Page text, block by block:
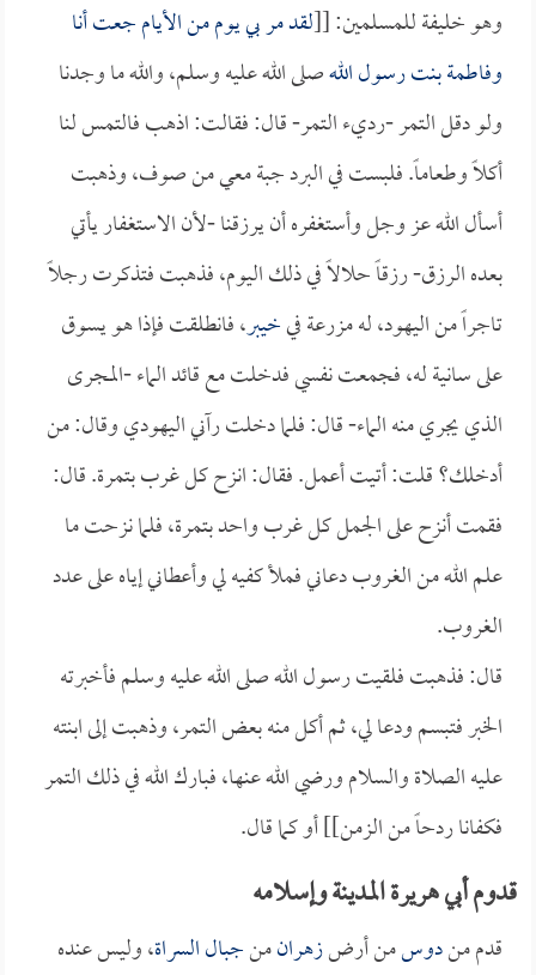
وهو خليفة للمسلمين: [[لقد مر بي يوم من الأيام جعت أنا
وفاطمة بنت رسول اللهصلى الله عليه وسلم، والله ما وجدنا
ولو دقل التمر -رديء التمر- قال: فقالت: اذهب فالتمس لنا
أكلاً وطعاماً. فلبست في البرد جبة معي من صوف، وذهبت
أسأل الله عز وجل وأستغفره أن يرزقنا -لأن الاستغفار يأتي
بعده الرزق- رزقاً حلالاً في ذلك اليوم، فذهبت فتذكرت رجلاً
تاجراً من اليهود، له مزرعة فيخيبر، فانطلقت فإذا هو يسوق
على سانية له، فجمعت نفسي فدخلت مع قائد الماء -المجرى
الذي يجري منه الماء- قال: فلما دخلت رآني اليهودي وقال: من
أدخلك؟ قلت: أتيت أعمل. فقال: انزح كل غرب بتمرة. قال:
فقمت أنزح على الجمل كل غرب واحد بتمرة، فلما نزحت ما
علم الله من الغروب دعاني فملأ كفيه لي وأعطاني إياه على عدد
الغروب.
قال: فذهبت فلقيت رسول الله صلى الله عليه وسلم فأخبرته
الخبر فتبسم ودعا لي، ثم أكل منه بعض التمر، وذهبت إلى ابنته
عليه الصلاة والسلام ورضي الله عنها، فبارك الله في ذلك التمر
فكفانا ردحاً من الزمن]] أو كما قال.
قدوم أبي هريرة المدينة وإسلامه
قدم مندوسمن أرضزهرانمنجبال السراة، وليس عنده